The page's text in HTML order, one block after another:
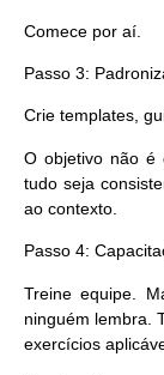
Comece por aí.
Passo 3:
Crie templates,
O objetivo não é
tudo seja
ao contexto.
Passo 4:
Treine equipe.
ninguém lembra.
exercícios